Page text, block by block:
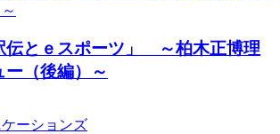
伝とｅスポーツ」 ～柏木正博理
（後編）～
ーションズ